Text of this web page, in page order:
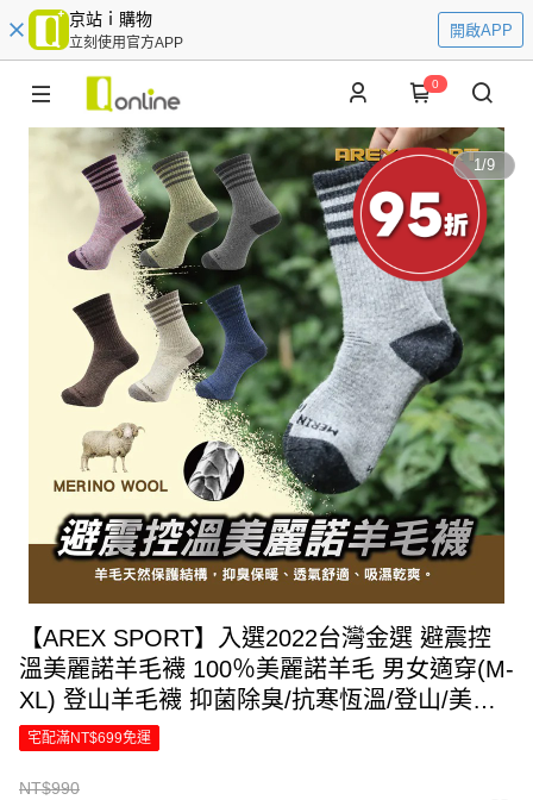
京站ｉ購物
立刻使用官方APP
開啟APP
0
1/9
【AREX SPORT】入選2022台灣金選 避震控
溫美麗諾羊毛襪 100％美麗諾羊毛 男女適穿(M-
XL) 登山羊毛襪 抑菌除臭/抗寒恆溫/登山/美麗
諾羊毛襪/健行百岳攀岩(6色)-廠商直送
宅配滿NT$699免運
NT$990